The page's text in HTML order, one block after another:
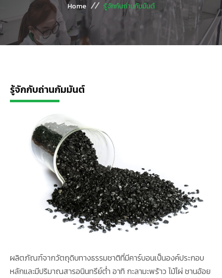
Home รู้จักกับถ่านกัมมันต์
รู้จักกับถ่านกัมมันต์
ผลิตภัณฑ์จากวัตถุดิบทางธรรมชาติที่มีคาร์บอนเป็นองค์ประกอบ
หลักและมีปริมาณสารอนินทรีย์ต่ำ อาทิ กะลามะพร้าว ไม้ไผ่ ชานอ้อย